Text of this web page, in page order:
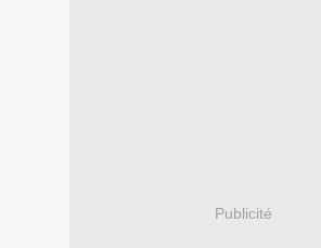
Publicité